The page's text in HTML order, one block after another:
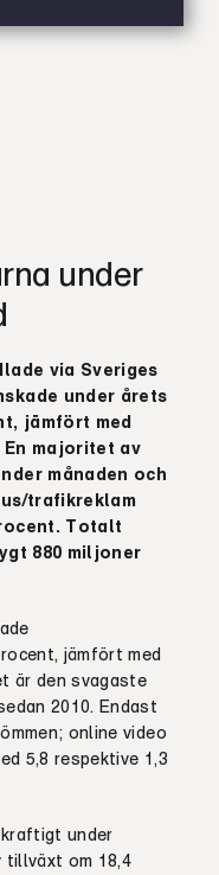
under
via Sveriges
under årets
jämfört med
En majoritet av
månaden och
trafikreklam
Totalt
880 miljoner
jämfört med
är den svagaste
2010. Endast
online video
5,8 respektive 1,3
kraftigt under
tillväxt om 18,4